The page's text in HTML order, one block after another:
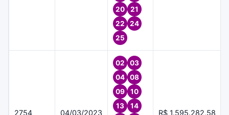
20
21
22
24
25
2754 04/03/2023
02
03
04
08
09
10
13
14
R$ 1.595.282,58